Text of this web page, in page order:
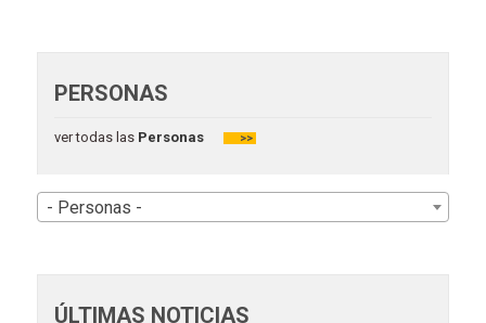
PERSONAS
ver todas lasPersonas >>
- Personas -
ÚLTIMAS NOTICIAS